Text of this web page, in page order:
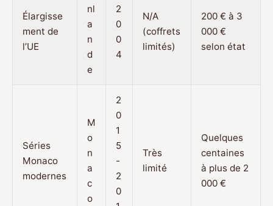
Élargisse
ment de
l’UE
nl
a
n
d
e
2
0
0
4
N/A
(coffrets
limités)
200 € à 3
000 €
selon état
Séries
Monaco
modernes
M
o
n
a
c
o
2
0
1
5
-
2
0
Très
limité
Quelques
centaines
à plus de 2
000 €